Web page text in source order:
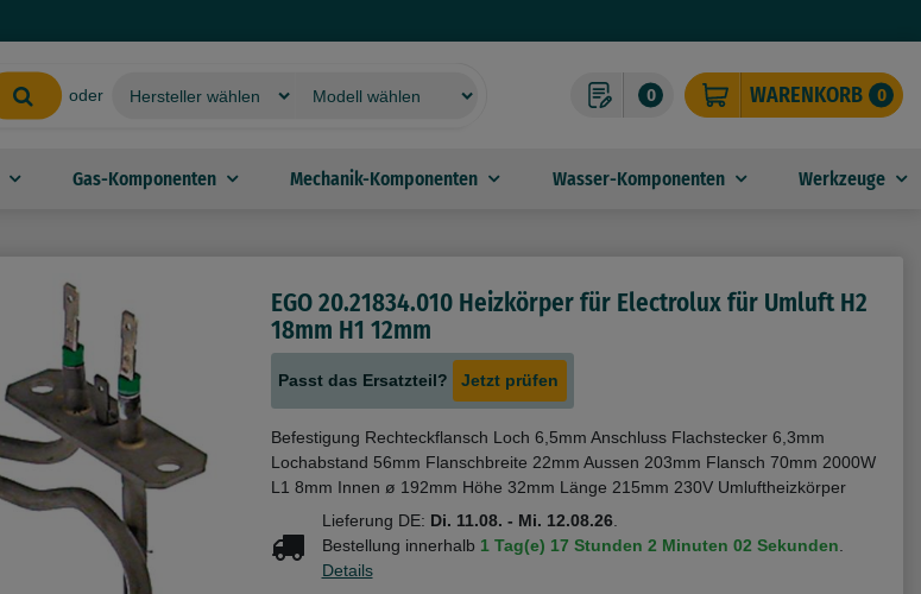
oder 0 WARENKORB 0
Gas-Komponenten Mechanik-Komponenten Wasser-Komponenten Werkzeuge
EGO 20.21834.010 Heizkörper für Electrolux für Umluft H2
18mm H1 12mm
Passt das Ersatzteil? Jetzt prüfen
Befestigung Rechteckflansch Loch 6,5mm Anschluss Flachstecker 6,3mm
Lochabstand 56mm Flanschbreite 22mm Aussen 203mm Flansch 70mm 2000W
L1 8mm Innen ø 192mm Höhe 32mm Länge 215mm 230V Umluftheizkörper
Lieferung DE: Di. 11.08. - Mi. 12.08.26.
Bestellung innerhalb 1 Tag(e) 17 Stunden 2 Minuten 02 Sekunden.
Details